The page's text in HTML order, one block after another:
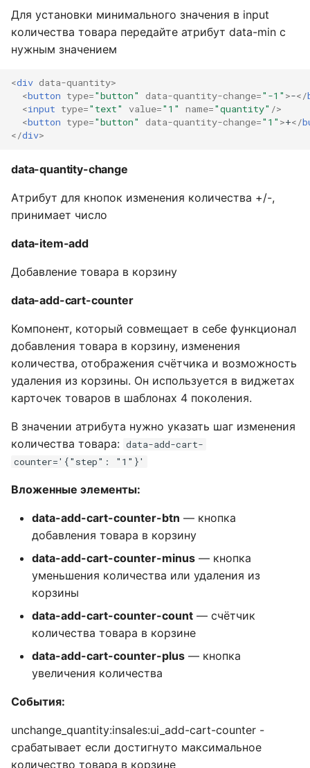
Для установки минимального значения в input
количества товара передайте атрибут data-min с
нужным значением
<div data-quantity>
<button type="button" data-quantity-change="-1" >-</
<input type="text" value="1" name="quantity" />
<button type="button" data-quantity-change="1" >+</
</div>
data-quantity-change
Атрибут для кнопок изменения количества +/-,
принимает число
data-item-add
Добавление товара в корзину
data-add-cart-counter
Компонент, который совмещает в себе функционал
добавления товара в корзину, изменения
количества, отображения счётчика и возможность
удаления из корзины. Он используется в виджетах
карточек товаров в шаблонах 4 поколения.
В значении атрибута нужно указать шаг изменения
количества товара: data-add-cart-
counter='{"step": "1"}'
Вложенные элементы:
data-add-cart-counter-btn — кнопка
добавления товара в корзину
data-add-cart-counter-minus — кнопка
уменьшения количества или удаления из
корзины
data-add-cart-counter-count — счётчик
количества товара в корзине
data-add-cart-counter-plus — кнопка
увеличения количества
События:
unchange_quantity:insales:ui_add-cart-counter -
срабатывает если достигнуто максимальное
количество товара в корзине